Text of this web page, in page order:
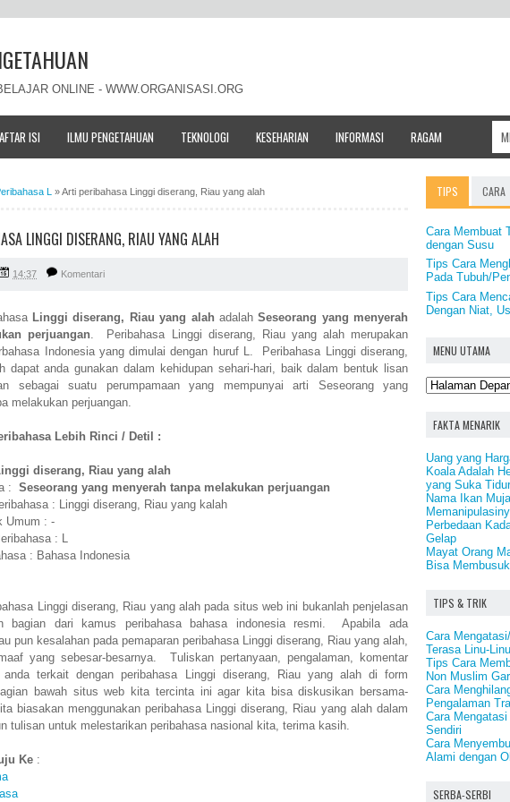
ONLINE - WWW.ORGANISASI.ORG
ISI ILMU PENGETAHUAN TEKNOLOGI KESEHARIAN INFORMASI RAGAM
L »Arti peribahasa Linggi diserang, Riau yang alah
LINGGI DISERANG, RIAU YANG ALAH
14:37 Komentari
Linggi diserang, Riau yang alah adalahSeseorang yang menyerah
perjuangan. Peribahasa Linggi diserang, Riau yang alah merupakan
Indonesia yang dimulai dengan huruf L. Peribahasa Linggi diserang,
dapat anda gunakan dalam kehidupan sehari-hari, baik dalam bentuk lisan
sebagai suatu perumpamaan yang mempunyai arti Seseorang yang
melakukan perjuangan.
Lebih Rinci / Detil :
diserang, Riau yang alah
: Seseorang yang menyerah tanpa melakukan perjuangan
: Linggi diserang, Riau yang kalah
Umum : -
: L
: Bahasa Indonesia
Linggi diserang, Riau yang alah pada situs web ini bukanlah penjelasan
bagian dari kamus peribahasa bahasa indonesia resmi. Apabila ada
pun kesalahan pada pemaparan peribahasa Linggi diserang, Riau yang alah,
yang sebesar-besarnya. Tuliskan pertanyaan, pengalaman, komentar
anda terkait dengan peribahasa Linggi diserang, Riau yang alah di form
bawah situs web kita tercinta ini agar kita bisa diskusikan bersama-
biasakan menggunakan peribahasa Linggi diserang, Riau yang alah dalam
tulisan untuk melestarikan peribahasa nasional kita, terima kasih.
Ke :
TIPS CARA
Cara Membuat
dengan Susu
Tips Cara
Pada Tubuh/
Tips Cara
Dengan Niat,
MENU UTAMA
FAKTA MENARIK
Uang yang
Koala Adalah
yang Suka Tidur
Nama Ikan
Perbedaan
Gelap
Mayat Orang
Bisa Membusuk
TIPS & TRIK
Cara
Terasa Linu-
Tips Cara
Non Muslim
Cara
Pengalaman
Cara
Sendiri
Cara
Alami dengan
SERBA-SERBI